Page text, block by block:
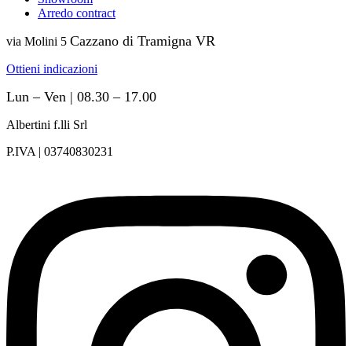
Arredo contract
via Molini 5 Cazzano di Tramigna VR
Ottieni indicazioni
Lun – Ven | 08.30 – 17.00
Albertini f.lli Srl
P.IVA | 03740830231